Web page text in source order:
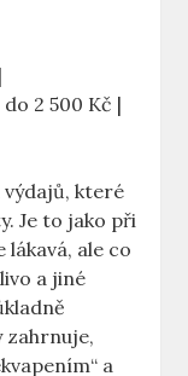
2 500 Kč |
které
Je to jako při
ale co
a jiné
zahrnuje,
a